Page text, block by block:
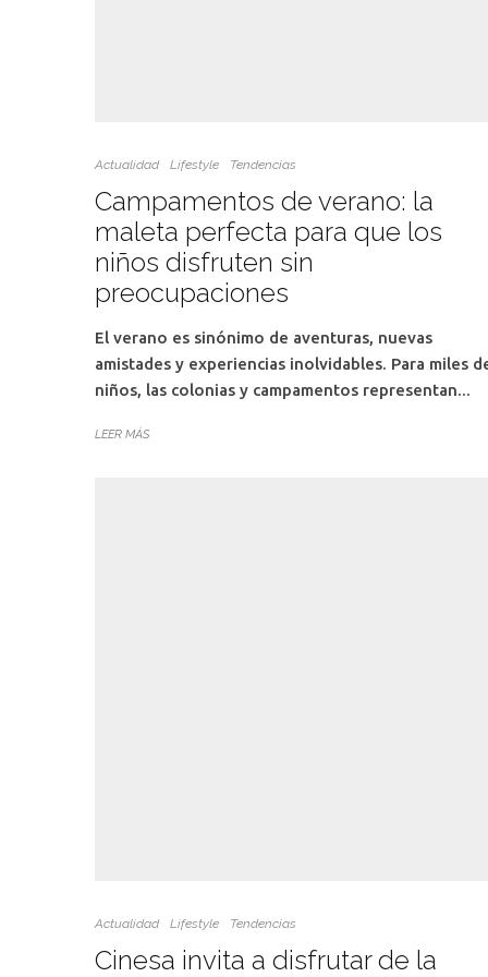
Actualidad Lifestyle Tendencias
Campamentos de verano: la
maleta perfecta para que los
niños disfruten sin
preocupaciones
El verano es sinónimo de aventuras, nuevas
amistades y experiencias inolvidables. Para miles
niños, las colonias y campamentos representan...
LEER MÁS
Actualidad Lifestyle Tendencias
Cinesa invita a disfrutar de la